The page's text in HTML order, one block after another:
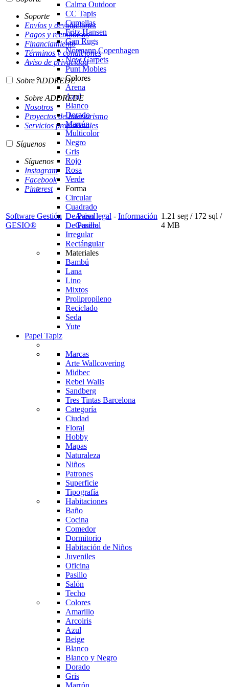
Calma Outdoor
CC Tapis
Cumellas
Fritz Hansen
Gan Rugs
Normann Copenhagen
Now Carpets
Punt Mobles
Colores
Arena
Azul
Blanco
Dorado
Marrón
Multicolor
Negro
Gris
Rojo
Rosa
Verde
Forma
Circular
Cuadrado
De Pared
De Pasillo
Irregular
Rectángular
Materiales
Bambú
Lana
Lino
Mixtos
Prolipropileno
Reciclado
Seda
Yute
Papel Tapiz
Marcas
Arte Wallcovering
Midbec
Rebel Walls
Sandberg
Tres Tintas Barcelona
Categoría
Ciudad
Floral
Hobby
Mapas
Naturaleza
Niños
Patrones
Superficie
Tipografía
Habitaciones
Baño
Cocina
Comedor
Dormitorio
Habitación de Niños
Juveniles
Oficina
Pasillo
Salón
Techo
Colores
Amarillo
Arcoiris
Azul
Beige
Blanco
Blanco y Negro
Dorado
Gris
Marrón
Soporte
Envíos y devoluciones
Pagos y reembolsos
Financiamiento
Términos y condiciones
Aviso de privacidad
Sobre ADDREDE
Sobre ADDREDE
Nosotros
Proyectos de Interiorismo
Servicios profesionales
Síguenos
Síguenos
Instagram
Facebook
Pinterest
Software Gestión
GESIO®
Aviso legal - Información
General
1.21 seg / 172 sql /
4 MB